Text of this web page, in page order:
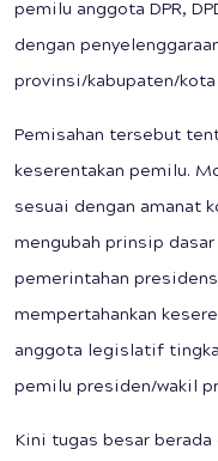
pemilu anggota DPR,
dengan
provinsi/kabupaten/kota
Pemisahan tersebut
keserentakan pemilu.
sesuai dengan amanat
mengubah prinsip
pemerintahan
mempertahankan
anggota legislatif
pemilu presiden/wakil
Kini tugas besar berada